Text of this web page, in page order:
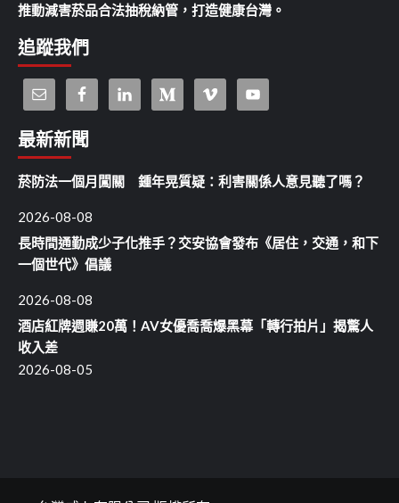
推動減害菸品合法抽稅納管，打造健康台灣。
追蹤我們
最新新聞
菸防法一個月闖關 鍾年晃質疑：利害關係人意見聽了嗎？
2026-08-08
長時間通勤成少子化推手？交安協會發布《居住，交通，和下
一個世代》倡議
2026-08-08
酒店紅牌週賺20萬！AV女優喬喬爆黑幕「轉行拍片」揭驚人
收入差
2026-08-05